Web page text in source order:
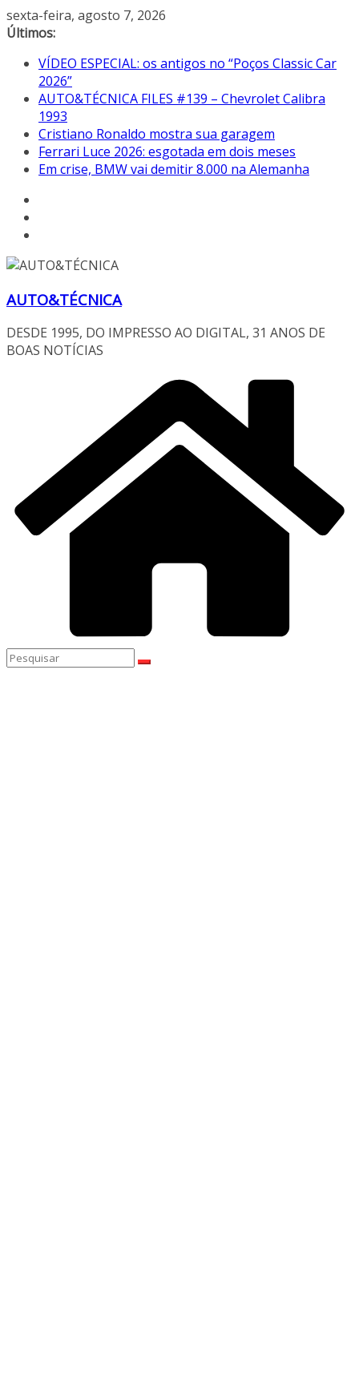
Pular
para
conteúdo
sexta-feira, agosto 7, 2026
Últimos:
VÍDEO ESPECIAL: os antigos no “Poços Classic Car
2026”
AUTO&TÉCNICA FILES #139 – Chevrolet Calibra
1993
Cristiano Ronaldo mostra sua garagem
Ferrari Luce 2026: esgotada em dois meses
Em crise, BMW vai demitir 8.000 na Alemanha
AUTO&TÉCNICA
DESDE 1995, DO IMPRESSO AO DIGITAL, 31 ANOS DE
BOAS NOTÍCIAS